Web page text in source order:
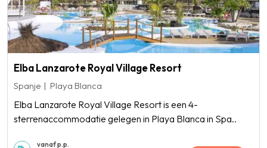
Elba Lanzarote Royal Village Resort
Spanje Playa Blanca
Elba Lanzarote Royal Village Resort is een 4-
sterrenaccommodatie gelegen in Playa Blanca in Spa..